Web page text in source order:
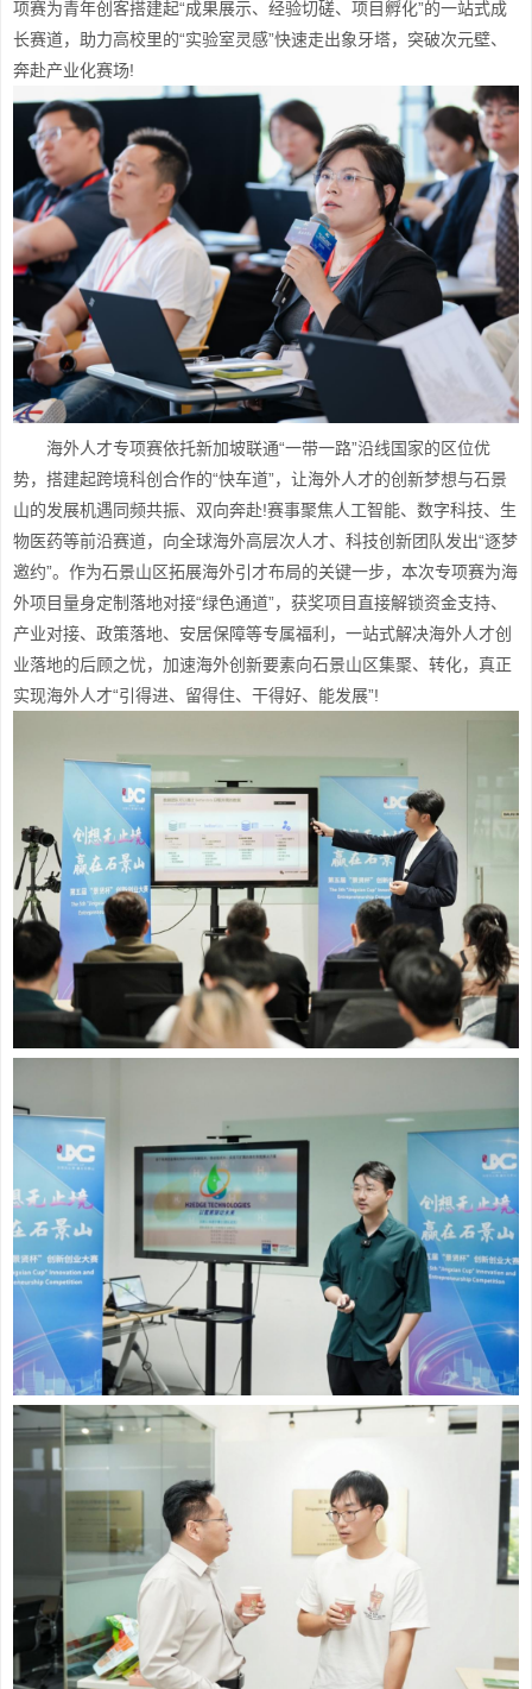
项赛为青年创客搭建起“成果展示、经验切磋、项目孵化”的一站式成
长赛道，助力高校里的“实验室灵感”快速走出象牙塔，突破次元壁、
奔赴产业化赛场!
海外人才专项赛依托新加坡联通“一带一路”沿线国家的区位优
势，搭建起跨境科创合作的“快车道”，让海外人才的创新梦想与石景
山的发展机遇同频共振、双向奔赴!赛事聚焦人工智能、数字科技、生
物医药等前沿赛道，向全球海外高层次人才、科技创新团队发出“逐梦
邀约”。作为石景山区拓展海外引才布局的关键一步，本次专项赛为海
外项目量身定制落地对接“绿色通道”，获奖项目直接解锁资金支持、
产业对接、政策落地、安居保障等专属福利，一站式解决海外人才创
业落地的后顾之忧，加速海外创新要素向石景山区集聚、转化，真正
实现海外人才“引得进、留得住、干得好、能发展”!